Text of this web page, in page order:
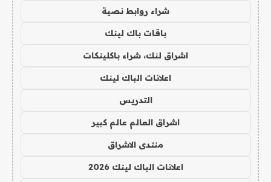
شراء روابط نصية
باقات باك لينك
اشراق لنك، شراء باكلينكات
اعلانات الباك لينك
التدريس
اشراق العالم عالم كبير
منتدى الاشراق
اعلانات الباك لينك 2026